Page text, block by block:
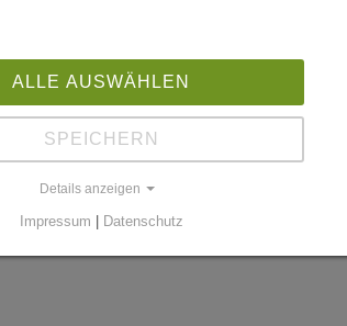
ALLE AUSWÄHLEN
SPEICHERN
Details anzeigen
Impressum Datenschutz